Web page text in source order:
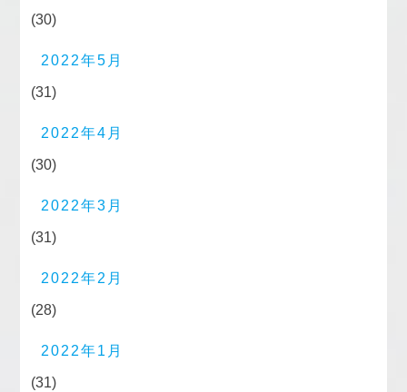
(30)
2022年5月
(31)
2022年4月
(30)
2022年3月
(31)
2022年2月
(28)
2022年1月
(31)